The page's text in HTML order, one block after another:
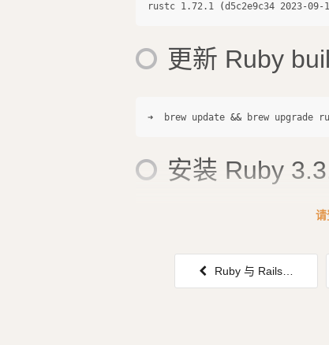
rustc 1.72.1
(d5c2e9c34 2023-09-
更新 Ruby
➜  brew update &&
安装 Ruby
如果未安装，在安装 Ruby 3.3.0 的请